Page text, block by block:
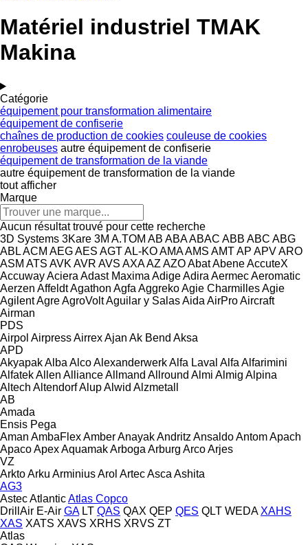
Matériel industriel TMAK
Makina
Catégorie
équipement pour transformation alimentaire
équipement de confiserie
chaînes de production de cookies couleuse de cookies
enrobeuses autre équipement de confiserie
équipement de transformation de la viande
autre équipement de transformation de la viande
tout afficher
Marque
Aucun résultat trouvé pour cette recherche
3D Systems 3Kare 3M A.TOM AB ABAABAC ABB ABC ABG
ABLACM AEGAES AGTAL-KOAMAAMS AMTAP APVARO
ASM ATS AVK AVR AVS AXAAZ AZOAbatAbeneAccuteX
AccuwayAciera Adast Maxima AdigeAdira AermecAeromatic
Aerzen AffeldtAgathon Agfa AggrekoAgie CharmillesAgie
AgilentAgreAgroVoltAguilar y SalasAida AirProAircraft
Airman
PDS
Airpol AirpressAirrexAjan Ak Bend Aksa
APD
AkyapakAlba AlcoAlexanderwerkAlfa Laval Alfa Alfarimini
AlfatekAllen AllianceAllmand Allround Almi Almig Alpina
Altech AltendorfAlupAlwid Alzmetall
AB
Amada
Ensis Pega
Aman AmbaFlexAmberAnayakAndritz AnsaldoAntomApach
ApacoApexAquamakArboga Arburg ArcoArjes
VZ
ArktoArku ArminiusArol ArtecAsca Ashita
AG3
AstecAtlanticAtlas Copco
DrillAir E-Air GA LT QAS QAX QEP QES QLT WEDA XAHS
XAS XATS XAVS XRHS XRVS ZT
Atlas